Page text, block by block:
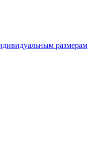
размерам